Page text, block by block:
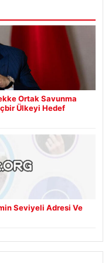
Ortak Savunma
Ülkeyi Hedef
Seviyeli Adresi Ve